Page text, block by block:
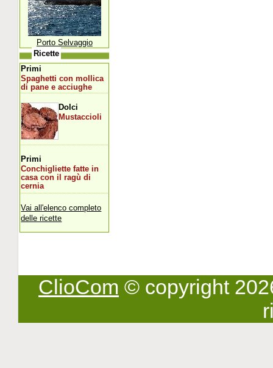
Porto Selvaggio
Ricette
Primi
Spaghetti con mollica
di pane e acciughe
Dolci
Mustaccioli
Primi
Conchigliette fatte in
casa con il ragù di
cernia
Vai all'elenco completo
delle ricette
ClioCom © copyright